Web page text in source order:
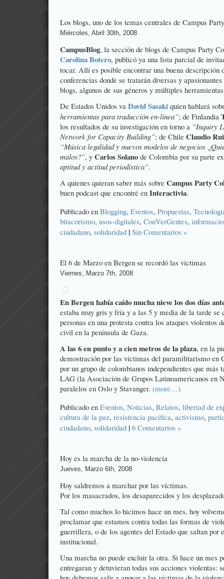
Los blogs, uno de los temas centrales de Campus Party
Miércoles, Abril 30th, 2008
CampusBlog, la sección de blogs de Campus Party
Carolina Botero, publicó ya una lista parcial de
tocar. Allí es posible encontrar una buena descripción
conferencias donde se tratarán diversas y
blogs, algunos de sus géneros y múltiples
De Estados Unidos va David Sasaki quien hablará
herramientas para traducción en-línea”; de Finlandia
los resultados de su investigación en torno a “Inquiry
Network for Capacity Building”; de Chile Claudio
“Música legalidad y nuevos modelos de negocios
malos?”, y Carlos Solano de Colombia por su parte
aptitud y actitud periodística”.
A quienes quieran saber más sobre Campus Party
buen podcast que encontré en Interactivia.
Publicado en Blogging, Eventos, Propuestas,
bitacorismo, usos-digitales, ConVerGentes,
ciudadano, solidaridad | Sin Comentarios »
El 6 de Marzo en Bergen se recordó las víctimas
Viernes, Marzo 7th, 2008
En Bergen había caído mucha nieve los dos días
estaba muy gris y fría y a las 5 y media de la tarde se
personas en una protesta contra los ataques violentos
civil en la península de Gaza.
A las 6 en punto y a cien metros de la plaza, en la
demostración por las víctimas del paramilitarismo en
por un grupo de colombianos independientes que más
LAG (la Asociación de Grupos Latinoamericanos en
paralelos en Oslo y Stavanger. (more…)
Publicado en Eventos, Noticias, Relatos, libertad de
cultura de la paz, resistencia pacifica, activismo,
ciudadano, solidaridad | 6 Comentarios »
Hoy es la marcha de la no-violencia
Jueves, Marzo 6th, 2008
Hoy saldremos a marchar por las víctimas.
Por los masacrados, los desaparecidos y los
Tal como muchos lo hicimos hace un mes, hoy
proclamar que estamos contra todas las formas de
guerrillera, o de los agentes del Estado que saltan por
institucional.
Una marcha no puede excluir la otra. Si hace un mes
entregaran y detuvieran todas sus acciones violentas: